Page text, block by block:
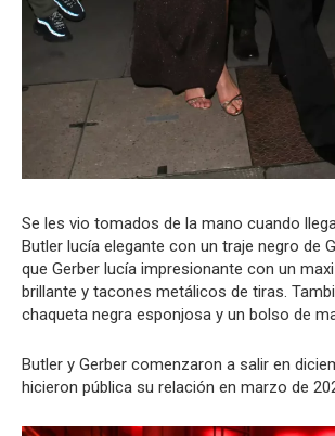
Se les vio tomados de la mano cuando
Butler lucía elegante con un traje negro de
que Gerber lucía impresionante con un
brillante y tacones metálicos de tiras.
chaqueta negra esponjosa y un bolso de
Butler y Gerber comenzaron a salir en
hicieron pública su relación en marzo de